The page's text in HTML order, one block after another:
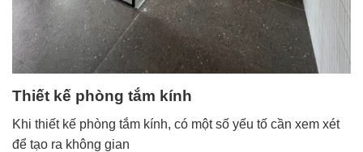
Thiết kế phòng tắm kính
Khi thiết kế phòng tắm kính, có một số yếu tố cần xem xét
để tạo ra không gian